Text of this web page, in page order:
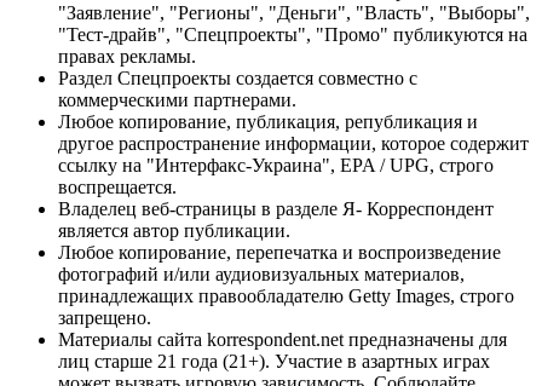
"Заявление", "Регионы", "Деньги", "Власть", "Выборы",
"Тест-драйв", "Спецпроекты", "Промо" публикуются на
правах рекламы.
Раздел Спецпроекты создается совместно с
коммерческими партнерами.
Любое копирование, публикация, републикация и
другое распространение информации, которое содержит
ссылку на "Интерфакс-Украина", EPA / UPG, строго
воспрещается.
Владелец веб-страницы в разделе Я- Корреспондент
является автор публикации.
Любое копирование, перепечатка и воспроизведение
фотографий и/или аудиовизуальных материалов,
принадлежащих правообладателю Getty Images, строго
запрещено.
Материалы сайта korrespondent.net предназначены для
лиц старше 21 года (21+). Участие в азартных играх